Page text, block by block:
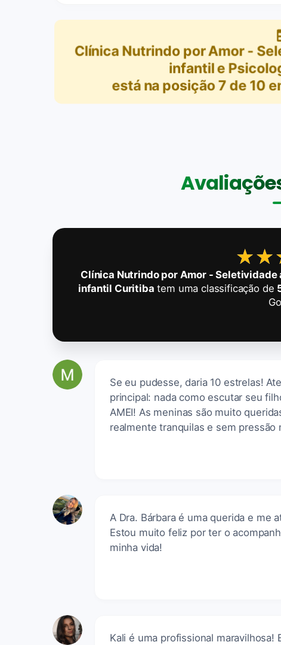
Clínica Nutrindo por Amor -
infantil e
está na posição 7 de 10
Clínica Nutrindo por Amor -
infantil Curitiba tem uma classificação de
Se eu pudesse, daria 10 estrelas!
principal: nada como escutar seu
AMEI! As meninas são muito
realmente tranquilas e sem pressão
A Dra. Bárbara é uma querida e me
Estou muito feliz por ter o
minha vida!
Kali é uma profissional